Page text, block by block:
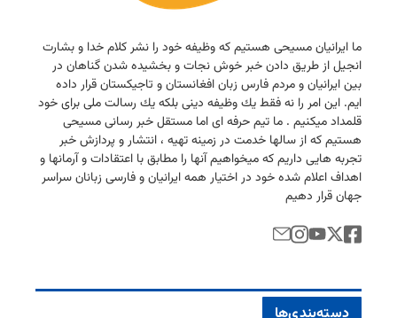
ما ایرانیان مسیحی هستیم كه وظیفه خود را نشر كلام خدا و بشارت
انجیل از طریق دادن خبر خوش نجات و بخشیده شدن گناهان در
بین ایرانیان و مردم فارس زبان افغانستان و تاجیكستان قرار داده
ایم. این امر را نه فقط یك وظیفه دینی بلكه یك رسالت ملی برای خود
قلمداد میكنیم . ما تیم حرفه ای اما مستقل خبر رسانی مسیحی
هستیم كه از سالها خدمت در زمینه تهیه ، انتشار و پردازش خبر
تجربه هایی داریم كه میخواهیم آنها را مطابق با اعتقادات و آرمانها و
اهداف اعلام شده خود در اختیار همه ایرانیان و فارسی زبانان سراسر
جهان قرار دهیم